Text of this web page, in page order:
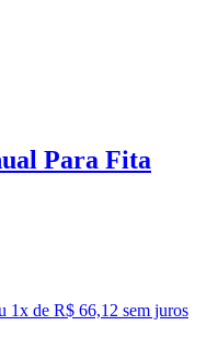
Para Fita
1x de R$ 66,12 sem juros